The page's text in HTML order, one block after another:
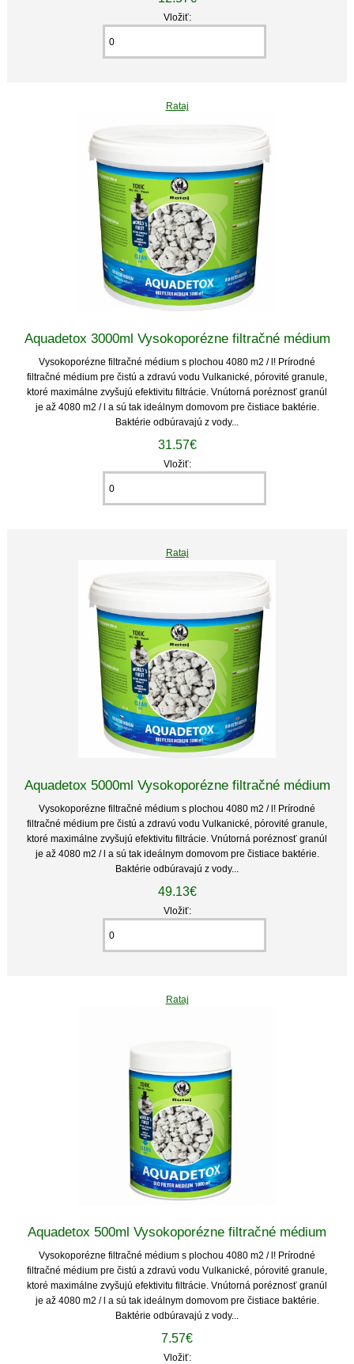
Vložiť:
Rataj
Aquadetox 3000ml Vysokoporézne filtračné médium
Vysokoporézne filtračné médium s plochou 4080 m2 / l! Prírodné
filtračné médium pre čistú a zdravú vodu Vulkanické, pórovité granule,
ktoré maximálne zvyšujú efektivitu filtrácie. Vnútorná poréznosť granúl
je až 4080 m2 / l a sú tak ideálnym domovom pre čistiace baktérie.
Baktérie odbúravajú z vody...
31.57€
Vložiť:
Rataj
Aquadetox 5000ml Vysokoporézne filtračné médium
Vysokoporézne filtračné médium s plochou 4080 m2 / l! Prírodné
filtračné médium pre čistú a zdravú vodu Vulkanické, pórovité granule,
ktoré maximálne zvyšujú efektivitu filtrácie. Vnútorná poréznosť granúl
je až 4080 m2 / l a sú tak ideálnym domovom pre čistiace baktérie.
Baktérie odbúravajú z vody...
49.13€
Vložiť:
Rataj
Aquadetox 500ml Vysokoporézne filtračné médium
Vysokoporézne filtračné médium s plochou 4080 m2 / l! Prírodné
filtračné médium pre čistú a zdravú vodu Vulkanické, pórovité granule,
ktoré maximálne zvyšujú efektivitu filtrácie. Vnútorná poréznosť granúl
je až 4080 m2 / l a sú tak ideálnym domovom pre čistiace baktérie.
Baktérie odbúravajú z vody...
7.57€
Vložiť: